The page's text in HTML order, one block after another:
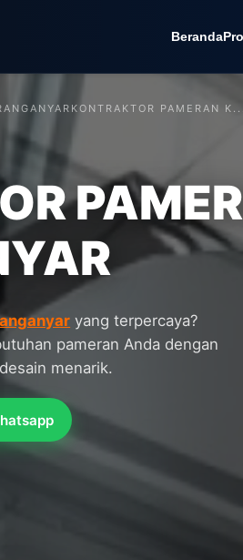
Beranda
KONTRAKTOR PAMERAN
yang terpercaya?
pameran Anda dengan
menarik.